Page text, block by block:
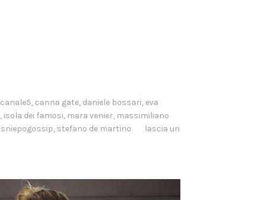
canale5, canna gate, daniele bossari, eva
, isola dei famosi, mara venier, massimiliano
sniepogossip, stefano de martino
lascia un